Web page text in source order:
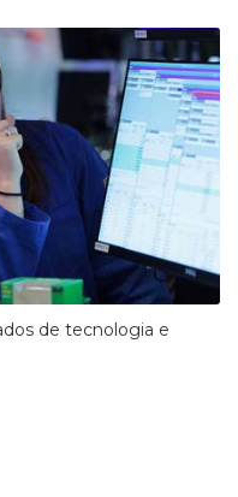
de tecnologia e